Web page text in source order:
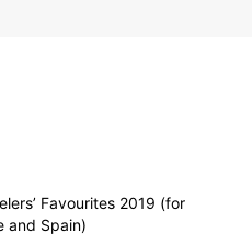
Favourites 2019 (for
and Spain)